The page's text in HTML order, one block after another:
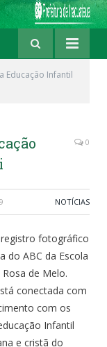
Educação Infantil
0
NOTÍCIAS
fotográfico
do ABC da Escola
de Melo.
conectada com
com os
Infantil
e cristã do